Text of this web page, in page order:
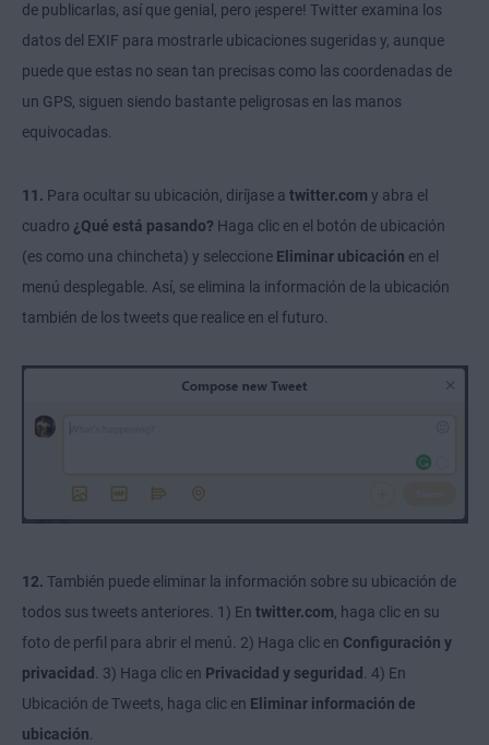
de publicarlas, así que genial, pero ¡espere! Twitter examina los
datos del EXIF para mostrarle ubicaciones sugeridas y, aunque
puede que estas no sean tan precisas como las coordenadas de
un GPS, siguen siendo bastante peligrosas en las manos
equivocadas.
11. Para ocultar su ubicación, diríjase a twitter.com y abra el
cuadro ¿Qué está pasando? Haga clic en el botón de ubicación
(es como una chincheta) y seleccione Eliminar ubicación en el
menú desplegable. Así, se elimina la información de la ubicación
también de los tweets que realice en el futuro.
12. También puede eliminar la información sobre su ubicación de
todos sus tweets anteriores. 1) En twitter.com , haga clic en su
foto de perfil para abrir el menú. 2) Haga clic en Configuración y
privacidad
. 3) Haga clic en Privacidad y seguridad
. 4) En
Ubicación de Tweets, haga clic en Eliminar información de
ubicación